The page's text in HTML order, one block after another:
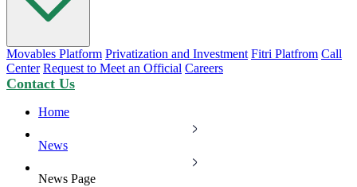
Movables Platform Privatization and Investment Fitri Platfrom Call
Center Request to Meet an Official Careers
Contact Us
Home
News
News Page